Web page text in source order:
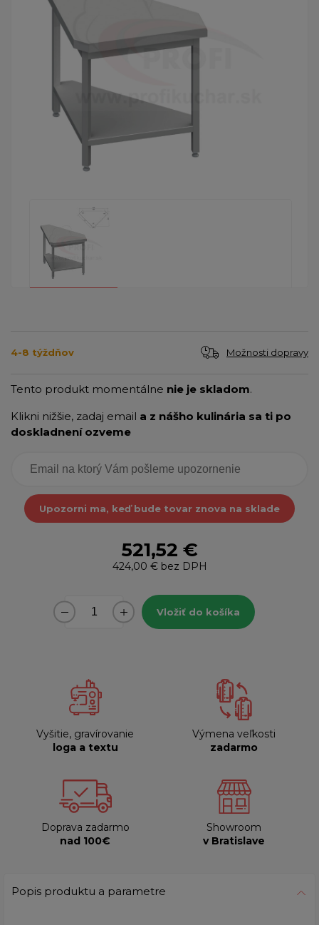
4-8 týždňov Možnosti dopravy
Tento produkt momentálne nie je skladom.
Klikni nižšie, zadaj email a z nášho kulinária sa ti po
doskladnení ozveme
Upozorni ma, keď bude tovar znova na sklade
521,52 €
424,00 €bez DPH
Vložiť do košíka
Vyšitie, gravírovanie
loga a textu
Výmena veľkosti
zadarmo
Doprava zadarmo
nad 100€
Showroom
v Bratislave
Popis produktu a parametre